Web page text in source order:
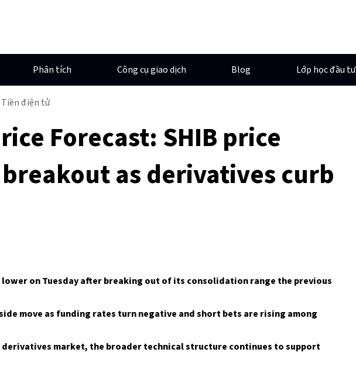
Phân tích Công cụ giao dịch Blog Lớp học đầu tư
Tiền điện tử
Forecast: SHIB price
as derivatives curb
on Tuesday after breaking out of its consolidation range the previous
move as funding rates turn negative and short bets are rising among
market, the broader technical structure continues to support